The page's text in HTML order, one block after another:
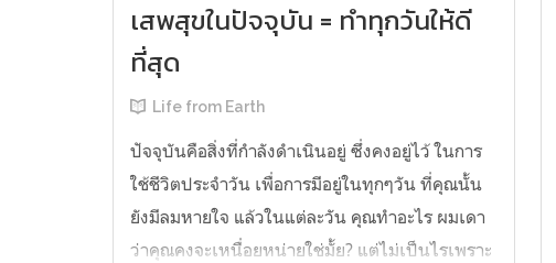
เสพสุขในปัจจุบัน = ทำทุกวันให้ดี
ที่สุด
Life from Earth
ปัจจุบันคือสิ่งที่กำลังดำเนินอยู่ ซึ่งคงอยู่ไว้ ในการ
ใช้ชีวิตประจำวัน เพื่อการมีอยู่ในทุกๆวัน ที่คุณนั้น
ยังมีลมหายใจ แล้วในแต่ละวัน คุณทำอะไร ผมเดา
ว่าคุณคงจะเหนื่อยหน่ายใช่มั้ย? แต่ไม่เป็นไรเพราะ